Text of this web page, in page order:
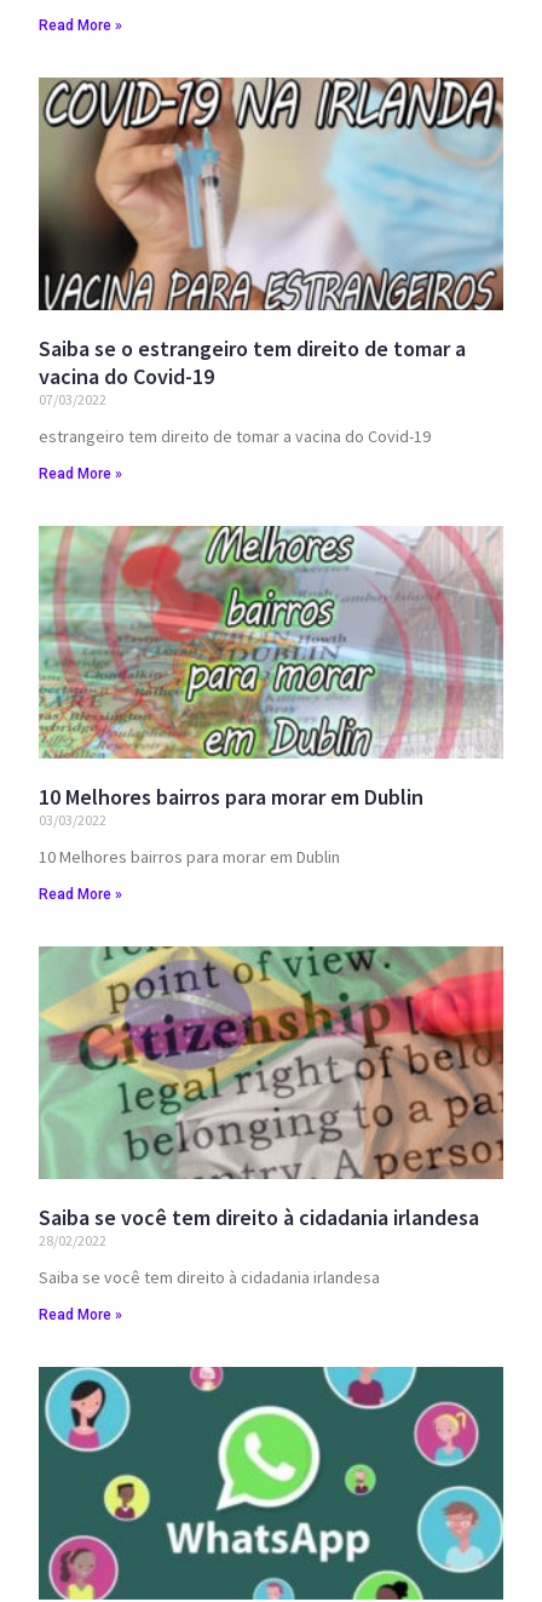
Read More »
Saiba se o estrangeiro tem direito de tomar a
vacina do Covid-19
07/03/2022
estrangeiro tem direito de tomar a vacina do Covid-19
Read More »
10 Melhores bairros para morar em Dublin
03/03/2022
10 Melhores bairros para morar em Dublin
Read More »
Saiba se você tem direito à cidadania irlandesa
28/02/2022
Saiba se você tem direito à cidadania irlandesa
Read More »